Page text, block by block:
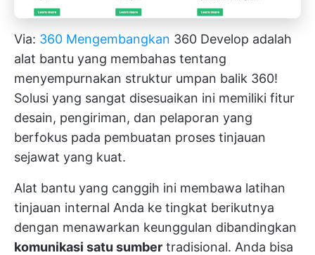
Via: 360 Mengembangkan 360 Develop adalah
alat bantu yang membahas tentang
menyempurnakan struktur umpan balik 360!
Solusi yang sangat disesuaikan ini memiliki fitur
desain, pengiriman, dan pelaporan yang
berfokus pada pembuatan proses tinjauan
sejawat yang kuat.
Alat bantu yang canggih ini membawa latihan
tinjauan internal Anda ke tingkat berikutnya
dengan menawarkan keunggulan dibandingkan
komunikasi satu sumber tradisional. Anda bisa